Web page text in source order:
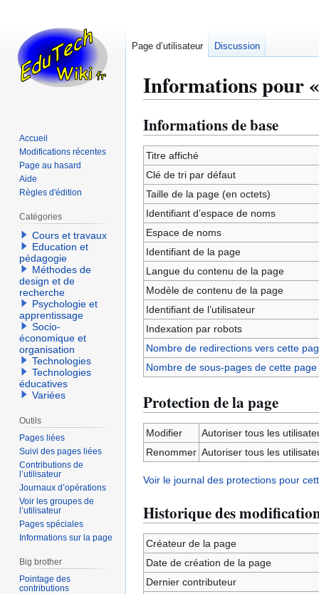
Informations pour
Aller
à
la
navigation
Aller
à
la
recherche
Informations de base
Titre affiché
Clé de tri par défaut
Taille de la page (en octets)
Identifiant dʼespace de noms
Espace de noms
Identifiant de la page
Langue du contenu de la page
Modèle de contenu de la page
Identifiant de l’utilisateur
Indexation par robots
Nombre de redirections vers cette
Nombre de sous-pages de cette page
Protection de la page
Modifier
Autoriser tous les
Renommer Autoriser tous les
Voir le journal des protections pour
Historique des
Créateur de la page
Date de création de la page
Dernier contributeur
Page d’utilisateur Discussion
Accueil
Modifications récentes
Page au hasard
Aide
Règles d'édition
Catégories
Cours et travaux
Education et
pédagogie
Méthodes de
design et de
recherche
Psychologie et
apprentissage
Socio-
économique et
organisation
Technologies
Technologies
éducatives
Variées
Outils
Pages liées
Suivi des pages liées
Contributions de
l’utilisateur
Journaux d’opérations
Voir les groupes de
l’utilisateur
Pages spéciales
Informations sur la page
Big brother
Pointage des
contributions